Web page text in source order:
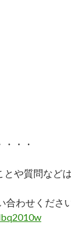
・・
とや質問などは
わせください